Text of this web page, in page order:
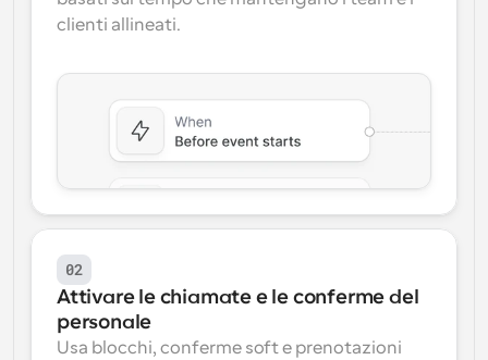
clienti allineati.
02
Attivare le chiamate e le conferme del
personale
Usa blocchi, conferme soft e prenotazioni